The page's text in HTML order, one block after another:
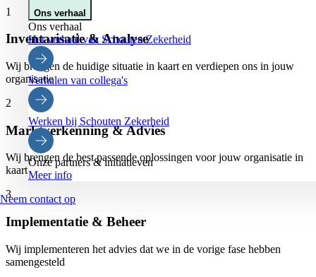
Ons verhaal
Ons verhaal
Het verhaal van Schouten Zekerheid
Verhalen van collega's
Werken bij Schouten Zekerheid
Onze partners & initiatieven
Meer info
Neem contact op
1
Inventarisatie & Analyse
Wij brengen de huidige situatie in kaart en verdiepen ons in jouw
organisatie
2
Marktverkenning & Advies
Wij brengen de best passende oplossingen voor jouw organisatie in
kaart
3
Implementatie & Beheer
Wij implementeren het advies dat we in de vorige fase hebben
samengesteld